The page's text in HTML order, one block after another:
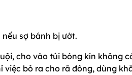
sợ bánh bị ướt.
cho vào túi bóng kín không
bỏ ra cho rã đông, dùng